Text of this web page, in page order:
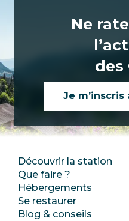
Ne
des
Je
Découvrir la station
Que faire ?
Hébergements
Se restaurer
Blog & conseils